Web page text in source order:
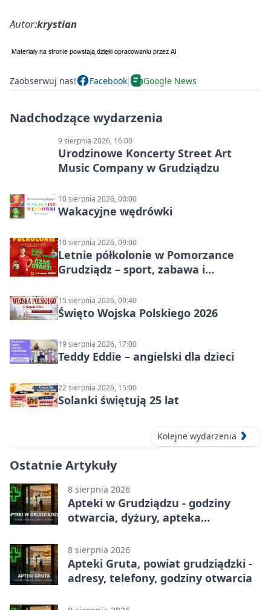
Autor:krystian
Zaobserwuj nas! Facebook Google News
Nadchodzące wydarzenia
9 sierpnia 2026, 16:00
Urodzinowe Koncerty Street Art
Music Company w Grudziądzu
10 sierpnia 2026, 00:00
Wakacyjne wędrówki
10 sierpnia 2026, 09:00
Letnie półkolonie w Pomorzance
Grudziądz – sport, zabawa i
15 sierpnia 2026, 09:40
Święto Wojska Polskiego 2026
19 sierpnia 2026, 17:00
Teddy Eddie – angielski dla dzieci
22 sierpnia 2026, 15:00
Solanki świętują 25 lat
Kolejne wydarzenia
Ostatnie Artykuły
8 sierpnia 2026
Apteki w Grudziądzu - godziny
otwarcia, dyżury, apteka
8 sierpnia 2026
Apteki Gruta, powiat grudziądzki -
adresy, telefony, godziny otwarcia